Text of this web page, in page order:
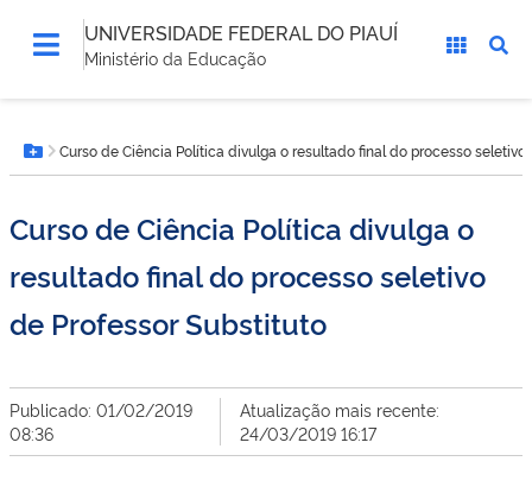
UNIVERSIDADE FEDERAL DO PIAUÍ
Ministério da Educação
está
aqui:Botão Menu
Curso de Ciência Política divulga o resultado final do processo seletivo
Curso de Ciência Política divulga o
resultado final do processo seletivo
de Professor Substituto
Publicado: 01/02/2019
08:36
Atualização mais recente:
24/03/2019 16:17